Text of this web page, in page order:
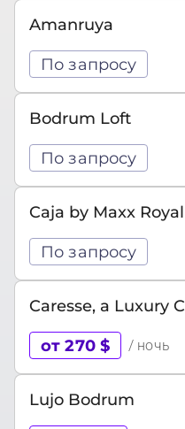
Amanruya
По запросу
Bodrum Loft
По запросу
Caja by Maxx Royal
По запросу
Caresse, a Luxury
от 270 $ / ночь
Lujo Bodrum